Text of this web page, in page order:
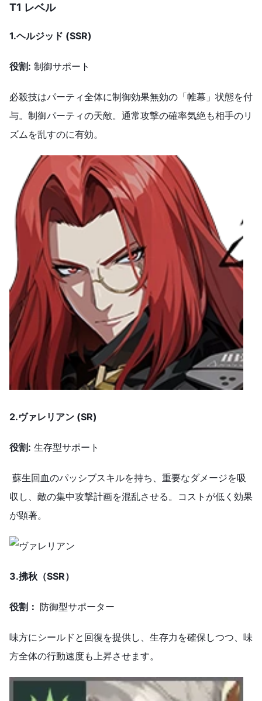
T1 レベル
1.ヘルジッド (SSR)
役割: 制御サポート
必殺技はパーティ全体に制御効果無効の「帷幕」状態を付
与。制御パーティの天敵。通常攻撃の確率気絶も相手のリ
ズムを乱すのに有効。
2.ヴァレリアン (SR)
役割: 生存型サポート
蘇生回血のパッシブスキルを持ち、重要なダメージを吸
収し、敵の集中攻撃計画を混乱させる。コストが低く効果
が顕著。
3.拂秋（SSR）
役割： 防御型サポーター
味方にシールドと回復を提供し、生存力を確保しつつ、味
方全体の行動速度も上昇させます。